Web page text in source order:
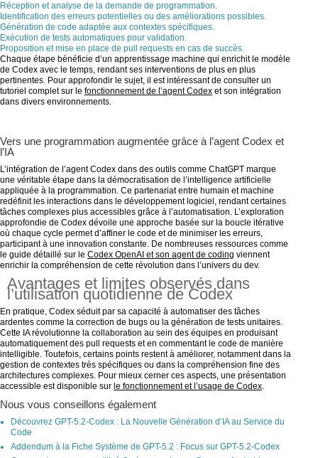
Réception et analyse de la demande de programmation.
Identification des erreurs potentielles ou des améliorations possibles.
Génération de code adaptée aux contextes spécifiques.
Exécution de tests automatiques pour validation.
Proposition et mise en place de pull requests en cas de succès.
Chaque étape bénéficie d’un apprentissage machine qui enrichit le modèle
de Codex avec le temps, rendant ses interventions de plus en plus
pertinentes. Pour approfondir le sujet, il est intéressant de consulter un
tutoriel complet sur le fonctionnement de l’agent Codex et son intégration
dans divers environnements.
Vers une programmation augmentée grâce à l’agent Codex et
l’IA
L’intégration de l’agent Codex dans des outils comme ChatGPT marque
une véritable étape dans la démocratisation de l’intelligence artificielle
appliquée à la programmation. Ce partenariat entre humain et machine
redéfinit les interactions dans le développement logiciel, rendant certaines
tâches complexes plus accessibles grâce à l’automatisation. L’exploration
approfondie de Codex dévoile une approche basée sur la boucle itérative
où chaque cycle permet d’affiner le code et de minimiser les erreurs,
participant à une innovation constante. De nombreuses ressources comme
le guide détaillé sur le Codex OpenAI et son agent de coding viennent
enrichir la compréhension de cette révolution dans l’univers du dev.
Avantages et limites observés dans
l’utilisation quotidienne de Codex
En pratique, Codex séduit par sa capacité à automatiser des tâches
ardentes comme la correction de bugs ou la génération de tests unitaires.
Cette IA révolutionne la collaboration au sein des équipes en produisant
automatiquement des pull requests et en commentant le code de manière
intelligible. Toutefois, certains points restent à améliorer, notamment dans la
gestion de contextes très spécifiques ou dans la compréhension fine des
architectures complexes. Pour mieux cerner ces aspects, une présentation
accessible est disponible sur le fonctionnement et l’usage de Codex.
Nous vous conseillons également
Découvrez GPT-5.2-Codex : La Nouvelle Génération d’IA au Service du
Code
Addendum à la Fiche Système de GPT-5.2 : Focus sur GPT-5.2-Codex